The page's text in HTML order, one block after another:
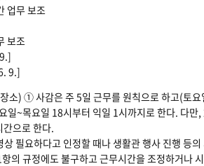
업무 보조
보조
9.]
소) ① 사감은 주 5일 근무를 원칙으로 하고(토요
일~목요일 18시부터 익일 1시까지로 한다. 다만
으로 한다.
필요하다고 인정할 때나 생활관 행사 진행 등의
의 규정에도 불구하고 근무시간을 조정하거나